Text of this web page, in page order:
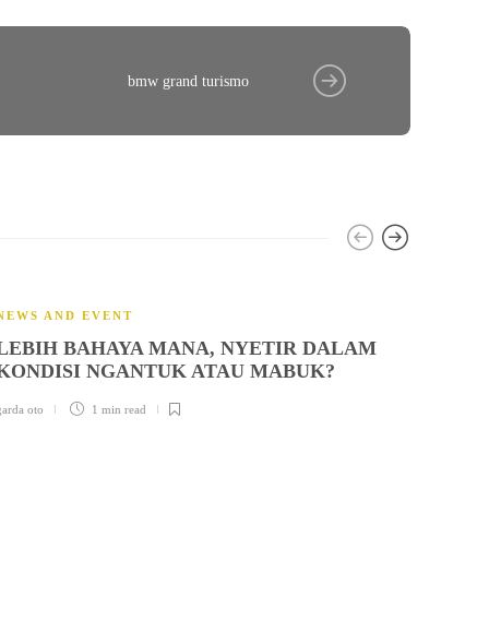
bmw grand turismo
AND EVENT
BAHAYA MANA, NYETIR DALAM
NGANTUK ATAU MABUK?
oto 1 min read